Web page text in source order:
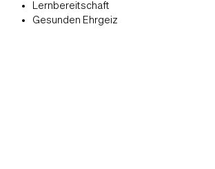
Lernbereitschaft
Gesunden Ehrgeiz